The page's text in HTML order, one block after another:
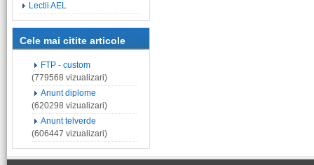
Lectii AEL
Cele mai citite articole
FTP - custom
(779568 vizualizari)
Anunt diplome
(620298 vizualizari)
Anunt telverde
(606447 vizualizari)